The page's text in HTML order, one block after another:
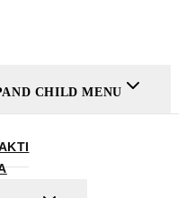
CHILD MENU